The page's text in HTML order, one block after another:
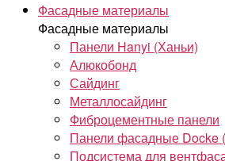
Фасадные материалы
Фасадные материалы
Панели Hanyi (Ханьи)
Алюкобонд
Сайдинг
Металлосайдинг
Фиброцементные панели
Панели фасадные Docke
Подсистема для